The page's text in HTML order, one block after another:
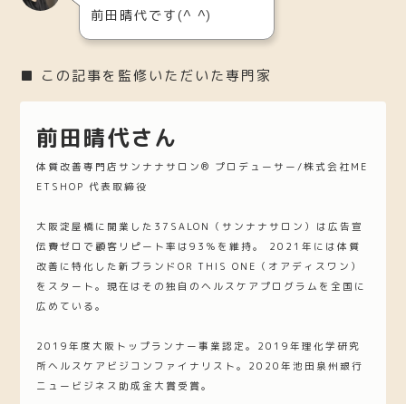
前田晴代です(^ ^)
■ この記事を監修いただいた専門家
前田晴代さん
体質改善専門店サンナナサロン®︎ プロデューサー/株式会社ME
ETSHOP 代表取締役
大阪淀屋橋に開業した37SALON（サンナナサロン）は広告宣
伝費ゼロで顧客リピート率は93％を維持。 2021年には体質
改善に特化した新ブランドOR THIS ONE（オアディスワン）
をスタート。現在はその独自のヘルスケアプログラムを全国に
広めている。
2019年度大阪トップランナー事業認定。2019年理化学研究
所ヘルスケアビジコンファイナリスト。2020年池田泉州銀行
ニュービジネス助成金大賞受賞。